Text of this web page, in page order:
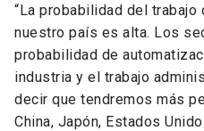
“La probabilidad del
nuestro país es alta. Los
probabilidad de
industria y el trabajo
decir que tendremos más
China, Japón, Estados